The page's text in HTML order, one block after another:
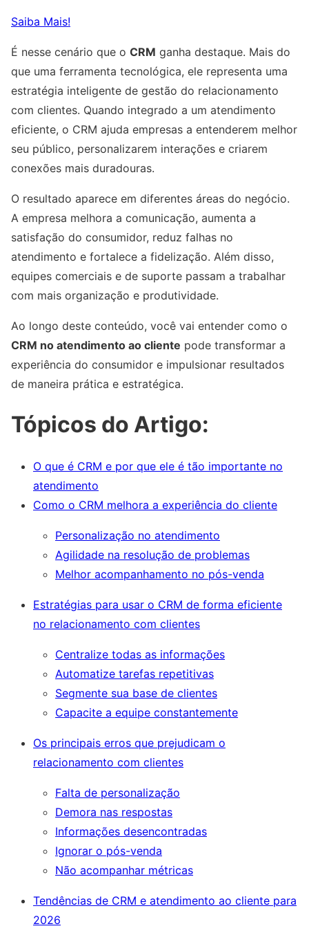
Saiba Mais!
É nesse cenário que o CRM ganha destaque. Mais do
que uma ferramenta tecnológica, ele representa uma
estratégia inteligente de gestão do relacionamento
com clientes. Quando integrado a um atendimento
eficiente, o CRM ajuda empresas a entenderem melhor
seu público, personalizarem interações e criarem
conexões mais duradouras.
O resultado aparece em diferentes áreas do negócio.
A empresa melhora a comunicação, aumenta a
satisfação do consumidor, reduz falhas no
atendimento e fortalece a fidelização. Além disso,
equipes comerciais e de suporte passam a trabalhar
com mais organização e produtividade.
Ao longo deste conteúdo, você vai entender como o
CRM no atendimento ao cliente pode transformar a
experiência do consumidor e impulsionar resultados
de maneira prática e estratégica.
Tópicos do Artigo:
O que é CRM e por que ele é tão importante no
atendimento
Como o CRM melhora a experiência do cliente
Personalização no atendimento
Agilidade na resolução de problemas
Melhor acompanhamento no pós-venda
Estratégias para usar o CRM de forma eficiente
no relacionamento com clientes
Centralize todas as informações
Automatize tarefas repetitivas
Segmente sua base de clientes
Capacite a equipe constantemente
Os principais erros que prejudicam o
relacionamento com clientes
Falta de personalização
Demora nas respostas
Informações desencontradas
Ignorar o pós-venda
Não acompanhar métricas
Tendências de CRM e atendimento ao cliente para
2026